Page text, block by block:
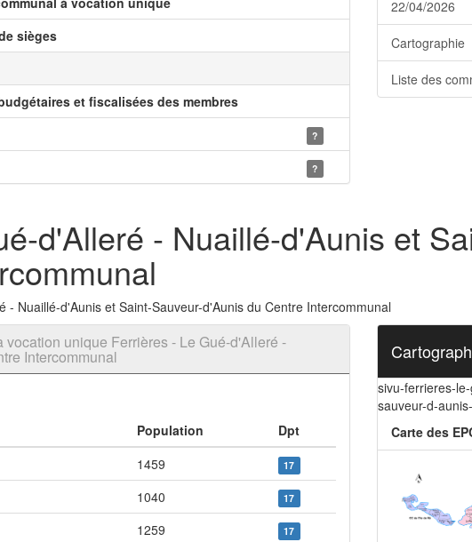
sièges
et fiscalisées des membres
?
?
22/04/2026
Cartographie
Liste des
d'Alleré - Nuaillé-d'Aunis et
Nuaillé-d'Aunis et Saint-Sauveur-d'Aunis du Centre Intercommunal
unique Ferrières - Le Gué-d'Alleré -
Intercommunal
Population
Dpt
1459 17
1040 17
1259 17
sivu-ferrieres-
sauveur-d-
Carte des